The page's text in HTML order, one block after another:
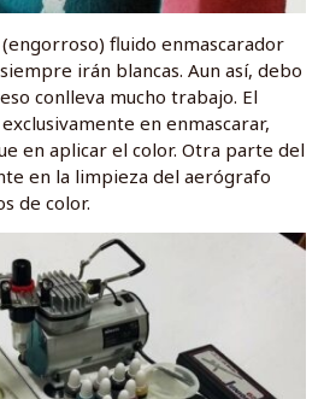
fluido enmascarador
irán blancas. Aun así, debo
conlleva mucho trabajo. El
en enmascarar,
en aplicar el color. Otra parte del
en la limpieza del aerógrafo
de color.